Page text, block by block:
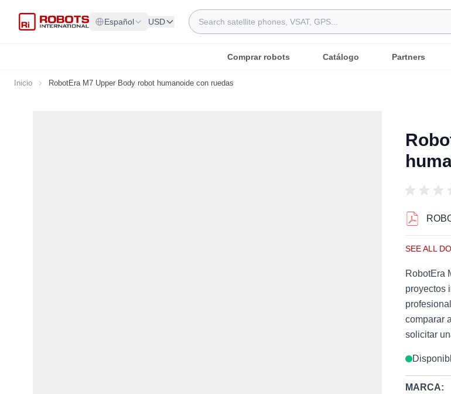
Español USD
Search
Comprar robots Catálogo Partners
Inicio RobotEra M7 Upper Body robot humanoide con ruedas
SEE ALL
RobotEra
proyectos
comparar
solicitar
MARCA: